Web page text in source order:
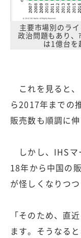
主要市場別のラ
政治問題もあり
は1億台を
これを見ると
ら2017年までの
販売数も順調に伸
しかし、IHSマ
18年から中国の
が怪しくなりつ
「そのため、直
ます。そうなる